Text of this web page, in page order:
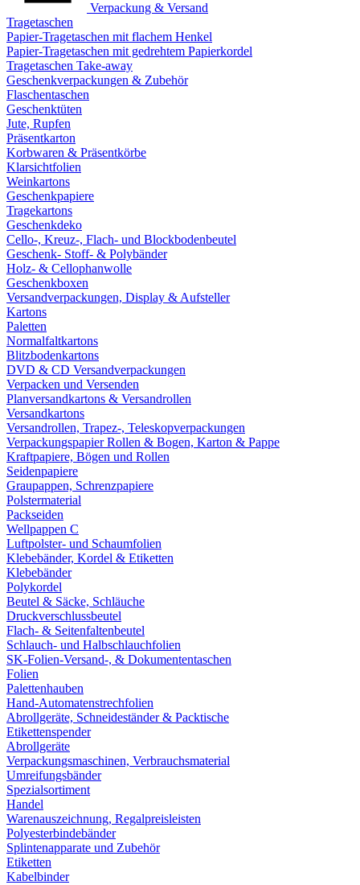
Verpackung & Versand
Tragetaschen
Papier-Tragetaschen mit flachem Henkel
Papier-Tragetaschen mit gedrehtem Papierkordel
Tragetaschen Take-away
Geschenkverpackungen & Zubehör
Flaschentaschen
Geschenktüten
Jute, Rupfen
Präsentkarton
Korbwaren & Präsentkörbe
Klarsichtfolien
Weinkartons
Geschenkpapiere
Tragekartons
Geschenkdeko
Cello-, Kreuz-, Flach- und Blockbodenbeutel
Geschenk- Stoff- & Polybänder
Holz- & Cellophanwolle
Geschenkboxen
Versandverpackungen, Display & Aufsteller
Kartons
Paletten
Normalfaltkartons
Blitzbodenkartons
DVD & CD Versandverpackungen
Verpacken und Versenden
Planversandkartons & Versandrollen
Versandkartons
Versandrollen, Trapez-, Teleskopverpackungen
Verpackungspapier Rollen & Bogen, Karton & Pappe
Kraftpapiere, Bögen und Rollen
Seidenpapiere
Graupappen, Schrenzpapiere
Polstermaterial
Packseiden
Wellpappen C
Luftpolster- und Schaumfolien
Klebebänder, Kordel & Etiketten
Klebebänder
Polykordel
Beutel & Säcke, Schläuche
Druckverschlussbeutel
Flach- & Seitenfaltenbeutel
Schlauch- und Halbschlauchfolien
SK-Folien-Versand-, & Dokumententaschen
Folien
Palettenhauben
Hand-Automatenstrechfolien
Abrollgeräte, Schneideständer & Packtische
Etikettenspender
Abrollgeräte
Verpackungsmaschinen, Verbrauchsmaterial
Umreifungsbänder
Spezialsortiment
Handel
Warenauszeichnung, Regalpreisleisten
Polyesterbindebänder
Splintenapparate und Zubehör
Etiketten
Kabelbinder